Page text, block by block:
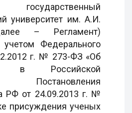
государственный
университет им. А.И.
– Регламент)
учетом Федерального
г. № 273-ФЗ «Об
в Российской
Постановления
РФ от 24.09.2013 г. №
присуждения ученых